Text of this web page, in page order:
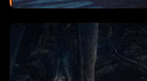
A Record of Disaster Collecter
Les voix de Sébastopol
Fault Detected Kill an Android